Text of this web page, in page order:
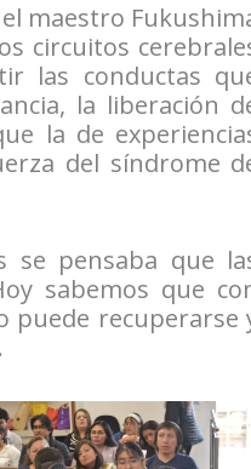
maestro
circuitos
las conductas
la liberación
la de
del síndrome
se pensaba que
sabemos que
puede recuperarse